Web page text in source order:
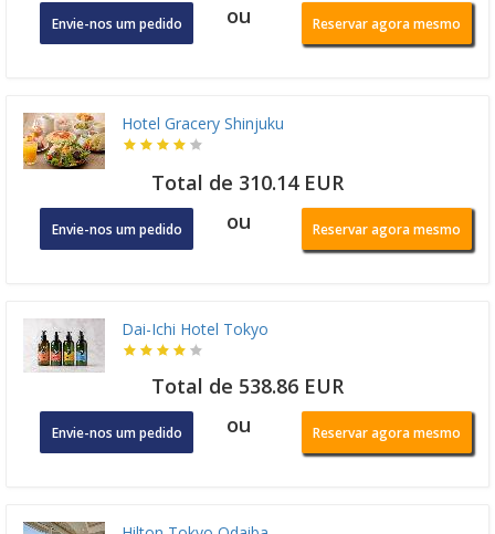
Envie-nos um pedido ou Reservar agora mesmo
Hotel Gracery Shinjuku
Total de 310.14 EUR
Envie-nos um pedido ou Reservar agora mesmo
Dai-Ichi Hotel Tokyo
Total de 538.86 EUR
Envie-nos um pedido ou Reservar agora mesmo